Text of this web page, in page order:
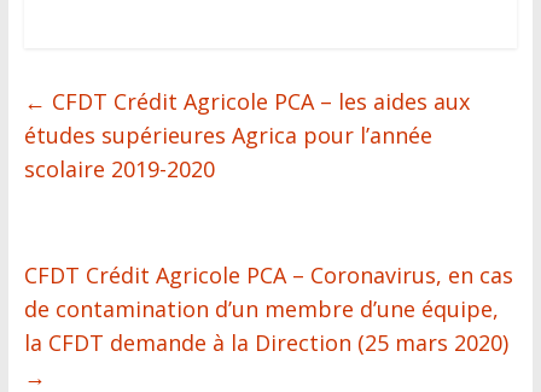
← CFDT Crédit Agricole PCA – les aides aux
études supérieures Agrica pour l’année
scolaire 2019-2020
CFDT Crédit Agricole PCA – Coronavirus, en cas
de contamination d’un membre d’une équipe,
la CFDT demande à la Direction (25 mars 2020)
→